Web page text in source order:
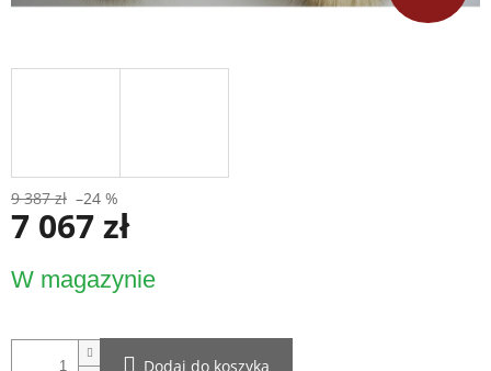
9 387 zł –24 %
7 067 zł
jednostkowa:
W magazynie
Dodaj do koszyka